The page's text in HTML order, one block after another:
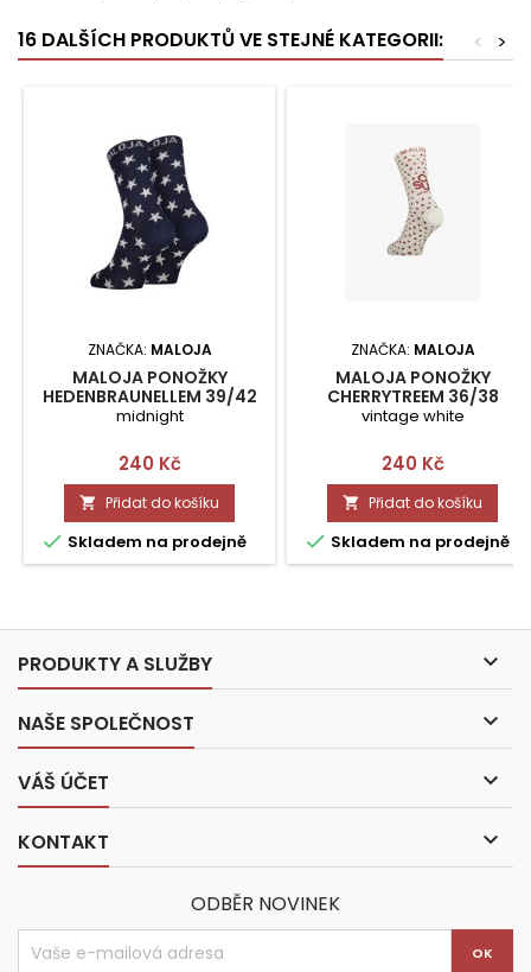
16 DALŠÍCH PRODUKTŮ VE STEJNÉ KATEGORII: >
<
ZNAČKA: MALOJA
MALOJA PONOŽKY
HEDENBRAUNELLEM 39/42
midnight
Cena
240 Kč
 Přidat do košíku
 Skladem na prodejně
ZNAČKA: MALOJA
MALOJA PONOŽKY
CHERRYTREEM 36/38
vintage white
Cena
240 Kč
 Přidat do košíku
 Skladem na prodejně
PRODUKTY A SLUŽBY 
NAŠE SPOLEČNOST 
VÁŠ ÚČET 
KONTAKT 
ODBĚR NOVINEK